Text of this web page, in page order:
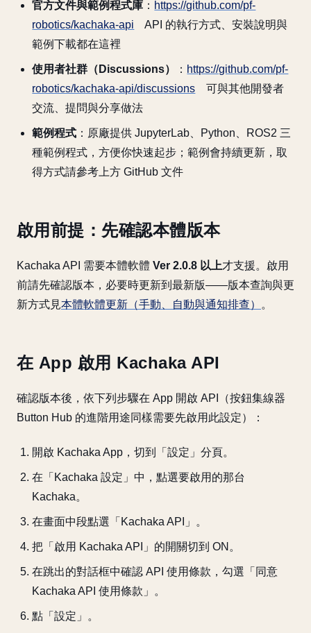
官方文件與範例程式庫 ： https://github.com/pf-
robotics/kachaka-api API 的執行方式、安裝說明與
範例下載都在這裡
使用者社群（Discussions） ： https://github.com/pf-
robotics/kachaka-api/discussions 可與其他開發者
交流、提問與分享做法
範例程式 ：原廠提供 JupyterLab、Python、ROS2 三
種範例程式，方便你快速起步；範例會持續更新，取
得方式請參考上方 GitHub 文件
啟用前提：先確認本體版本
Kachaka API 需要本體軟體 Ver 2.0.8 以上才支援。啟用
前請先確認版本，必要時更新到最新版——版本查詢與更
新方式見本體軟體更新（手動、自動與通知排查） 。
在 App 啟用 Kachaka API
確認版本後，依下列步驟在 App 開啟 API（按鈕集線器
Button Hub 的進階用途同樣需要先啟用此設定）：
開啟 Kachaka App，切到「設定」分頁。
在「Kachaka 設定」中，點選要啟用的那台
Kachaka。
在畫面中段點選「Kachaka API」。
把「啟用 Kachaka API」的開關切到 ON。
在跳出的對話框中確認 API 使用條款，勾選「同意
Kachaka API 使用條款」。
點「設定」。